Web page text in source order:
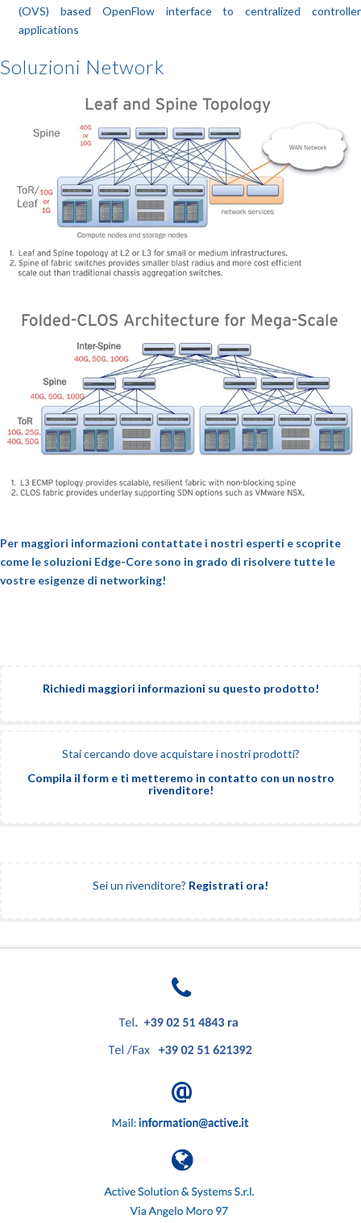
(OVS) based OpenFlow interface to centralized controller
applications
Soluzioni Network
Per maggiori informazioni contattate i nostri esperti e scoprite
come le soluzioni Edge-Core sono in grado di risolvere tutte le
vostre esigenze di networking!
Richiedi maggiori informazioni su questo prodotto!
Stai cercando dove acquistare i nostri prodotti?
Compila il form e ti metteremo in contatto con un nostro
rivenditore!
Sei un rivenditore? Registrati ora!